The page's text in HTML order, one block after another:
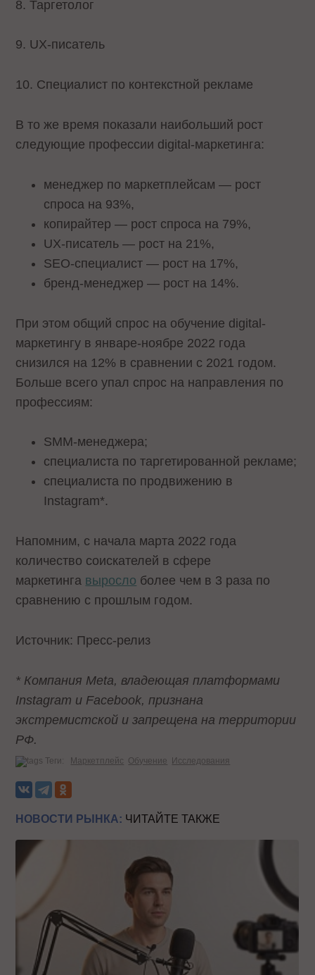
8. Таргетолог
9. UX-писатель
10. Специалист по контекстной рекламе
В то же время показали наибольший рост
следующие профессии digital-маркетинга:
менеджер по маркетплейсам — рост
спроса на 93%,
копирайтер — рост спроса на 79%,
UX-писатель — рост на 21%,
SEO-специалист — рост на 17%,
бренд-менеджер — рост на 14%.
При этом общий спрос на обучение digital-
маркетингу в январе-ноябре 2022 года
снизился на 12% в сравнении с 2021 годом.
Больше всего упал спрос на направления по
профессиям:
SMM-менеджера;
специалиста по таргетированной рекламе;
специалиста по продвижению в
Instagram*.
Напомним, с начала марта 2022 года
количество соискателей в сфере
маркетинга выросло более чем в 3 раза по
сравнению с прошлым годом.
Источник: Пресс-релиз
* Компания Meta, владеющая платформами
Instagram и Facebook, признана
экстремистской и запрещена на территории
РФ.
Теги: Маркетплейс Обучение Исследования
НОВОСТИ РЫНКА: ЧИТАЙТЕ ТАКЖЕ